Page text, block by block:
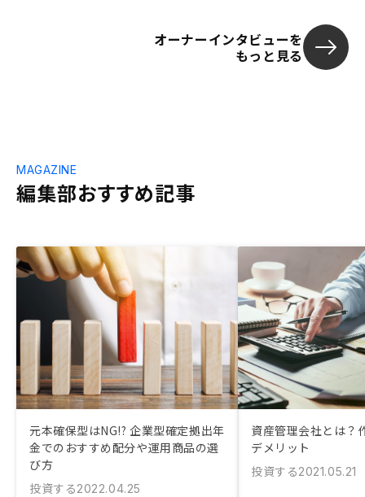
オーナーインタビューを
もっと見る
編集部おすすめ記事
MAGAZINE
元本確保型はNG!? 企業型確定拠出年
金でのおすすめ配分や運用商品の選
び方
投資する2022.04.25
資産管理会社とは？
デメリット
投資する2021.05.21